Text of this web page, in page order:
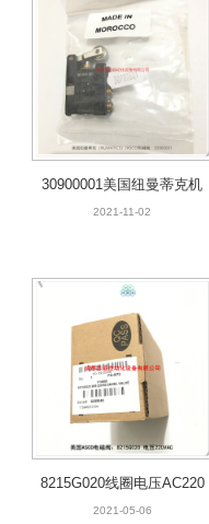
30900001美国纽曼蒂克机
械阀MUMATICS
2021-11-02
8215G020线圈电压AC220
V美国ASCO电磁阀
2021-05-06